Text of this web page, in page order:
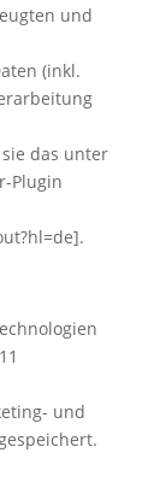
und
(inkl.
das unter
Plugin
und